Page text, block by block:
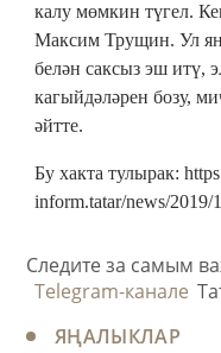
калу мөмкин түгел.
Максим Трущин. Ул
белән саксыз эш итү,
кагыйдәләрен бозу,
әйтте.
Бу хакта тулырак:
inform.tatar/news/2019/
Следите за самым
Telegram-канале
ЯҢАЛЫКЛАР